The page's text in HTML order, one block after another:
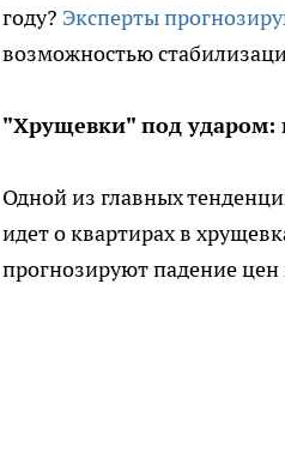
году? Эксперты
возможностью
"Хрущевки" под ударом:
Одной из главных
идет о квартирах в
прогнозируют падение цен